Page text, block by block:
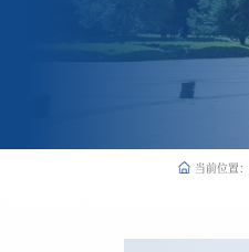
当前位置：